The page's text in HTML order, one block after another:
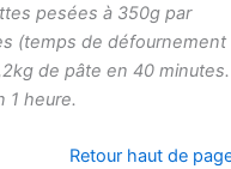
pesées à 350g par
(temps de défour­ne­ment
de pâte en 40 minutes.
1 heure.
Retour haut de